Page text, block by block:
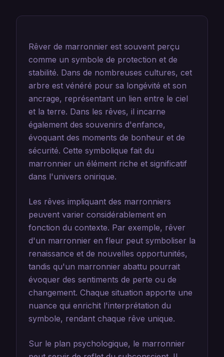
Rêver de marronnier est souvent perçu
comme un symbole de protection et de
stabilité. Dans de nombreuses cultures, cet
arbre est vénéré pour sa longévité et son
ancrage, représentant un lien entre le ciel
et la terre. Dans les rêves, il incarne
également des souvenirs d'enfance,
évoquant des moments de bonheur et de
sécurité. Cette symbolique fait du
marronnier un élément riche et significatif
dans l'univers onirique.
Les rêves impliquant des marronniers
peuvent varier considérablement en
fonction du contexte. Par exemple, rêver
d'un marronnier en fleur peut symboliser la
renaissance et de nouvelles opportunités,
tandis qu'un marronnier abattu pourrait
évoquer des sentiments de perte ou de
changement. Chaque situation apporte une
nuance qui enrichit l'interprétation du
symbole, rendant chaque rêve unique.
Sur le plan psychologique, le marronnier